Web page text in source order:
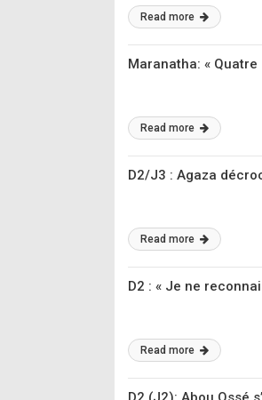
Read more
Maranatha: «
Read more
D2/J3 : Agaza
Read more
D2 : « Je ne
Read more